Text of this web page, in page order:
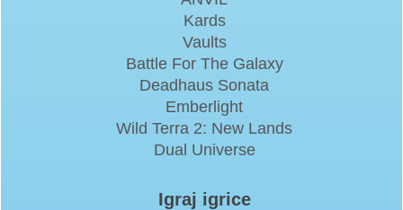
Kards
Vaults
Battle For The Galaxy
Deadhaus Sonata
Emberlight
Wild Terra 2: New Lands
Dual Universe
Igraj igrice